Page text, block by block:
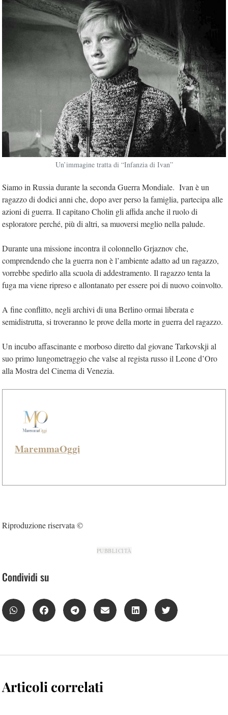
Un’immagine tratta di “Infanzia di Ivan”
Siamo in Russia durante la seconda Guerra Mondiale. Ivan è un
ragazzo di dodici anni che, dopo aver perso la famiglia, partecipa alle
azioni di guerra. Il capitano Cholin gli affida anche il ruolo di
esploratore perché, più di altri, sa muoversi meglio nella palude.
Durante una missione incontra il colonnello Grjaznov che,
comprendendo che la guerra non è l’ambiente adatto ad un ragazzo,
vorrebbe spedirlo alla scuola di addestramento. Il ragazzo tenta la
fuga ma viene ripreso e allontanato per essere poi di nuovo coinvolto.
A fine conflitto, negli archivi di una Berlino ormai liberata e
semidistrutta, si troveranno le prove della morte in guerra del ragazzo.
Un incubo affascinante e morboso diretto dal giovane Tarkovskji al
suo primo lungometraggio che valse al regista russo il Leone d’Oro
alla Mostra del Cinema di Venezia.
MaremmaOggi
Riproduzione riservata ©
PUBBLICITÀ
Condividi su
Articoli correlati